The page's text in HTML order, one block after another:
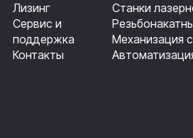
Лизинг
Сервис и
поддержка
Контакты
Станки
Механизация